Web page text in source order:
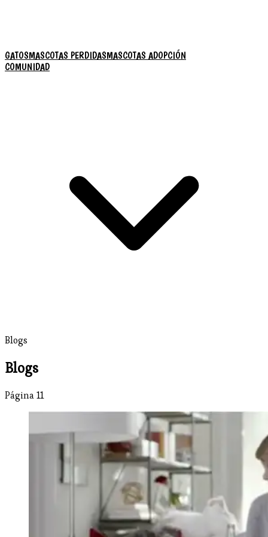
GATOSMASCOTAS PERDIDASMASCOTAS ADOPCIÓN
COMUNIDAD
Blogs
Blogs
Página 11